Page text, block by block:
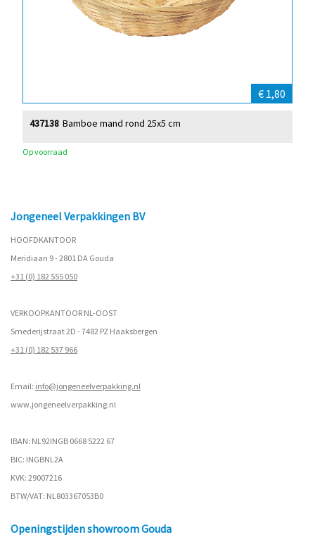
€ 1,80
Bamboe mand rond 25x5 cm
437138
Op voorraad
Jongeneel Verpakkingen BV
HOOFDKANTOOR
Meridiaan 9 - 2801 DA Gouda
+31 (0) 182 555 050
VERKOOPKANTOOR NL-OOST
Smederijstraat 2D - 7482 PZ Haaksbergen
+31 (0) 182 537 966
Email: info@jongeneelverpakking.nl
www.jongeneelverpakking.nl
IBAN: NL92INGB 0668 5222 67
BIC: INGBNL2A
KVK: 29007216
BTW/VAT: NL803367053B0
Openingstijden showroom Gouda